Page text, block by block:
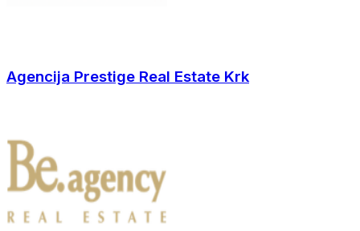
Agencija Prestige Real Estate Krk